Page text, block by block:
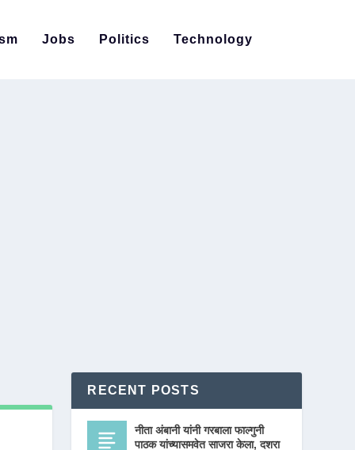
Jobs Politics Technology
RECENT POSTS
नीता अंबानी यांनी गरबाला फाल्गुनी
पाठक यांच्यासमवेत साजरा केला, दशरा